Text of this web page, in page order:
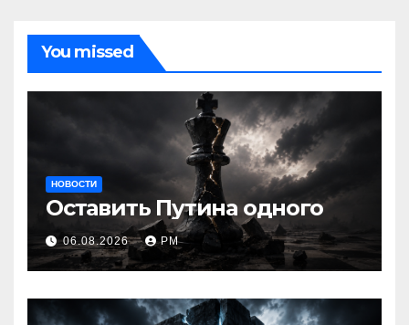
You missed
НОВОСТИ
Оставить Путина одного
06.08.2026 РМ